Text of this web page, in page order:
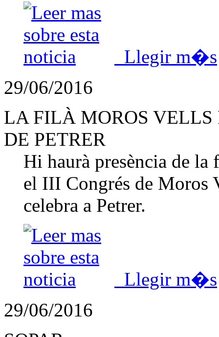
Llegir m�s
29/06/2016
LA FILÀ MOROS VELLS
DE PETRER
Hi haurà presència de
el III Congrés de Moros
celebra a Petrer.
Llegir m�s
29/06/2016